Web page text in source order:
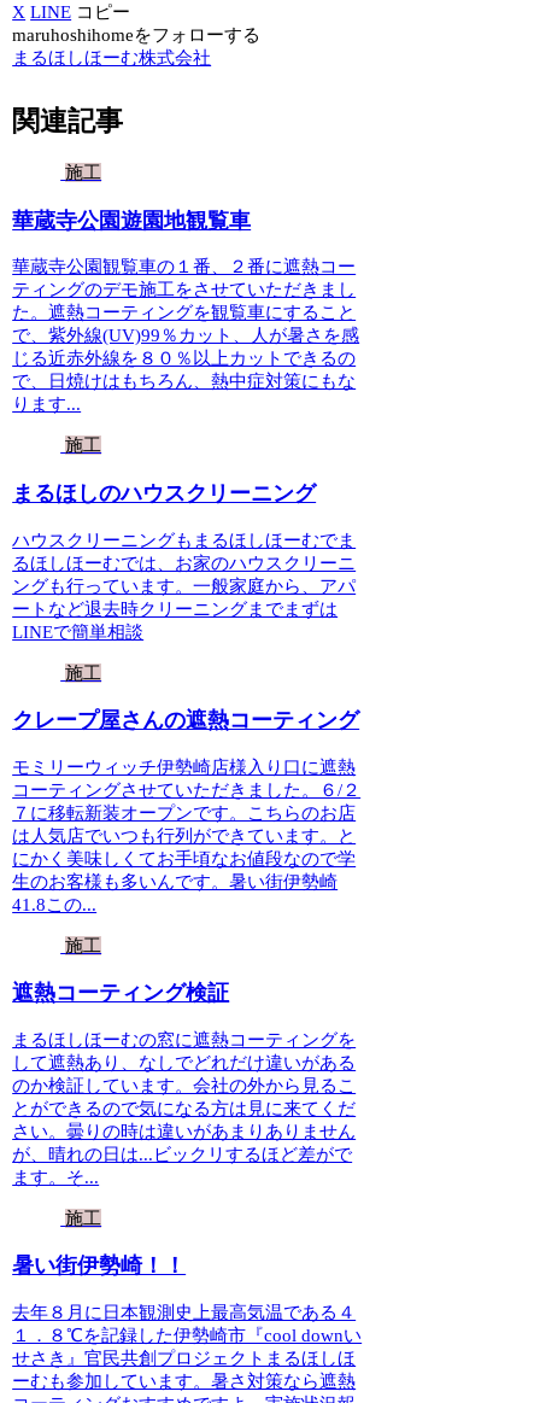
X LINE コピー
maruhoshihomeをフォローする
まるほしほーむ株式会社
関連記事
施工
華蔵寺公園遊園地観覧車
華蔵寺公園観覧車の１番、２番に遮熱コー
ティングのデモ施工をさせていただきまし
た。遮熱コーティングを観覧車にすること
で、紫外線(UV)99％カット、人が暑さを感
じる近赤外線を８０％以上カットできるの
で、日焼けはもちろん、熱中症対策にもな
ります...
施工
まるほしのハウスクリーニング
ハウスクリーニングもまるほしほーむでま
るほしほーむでは、お家のハウスクリーニ
ングも行っています。一般家庭から、アパ
ートなど退去時クリーニングまでまずは
LINEで簡単相談
施工
クレープ屋さんの遮熱コーティング
モミリーウィッチ伊勢崎店様入り口に遮熱
コーティングさせていただきました。６/２
７に移転新装オープンです。こちらのお店
は人気店でいつも行列ができています。と
にかく美味しくてお手頃なお値段なので学
生のお客様も多いんです。暑い街伊勢崎
41.8この...
施工
遮熱コーティング検証
まるほしほーむの窓に遮熱コーティングを
して遮熱あり、なしでどれだけ違いがある
のか検証しています。会社の外から見るこ
とができるので気になる方は見に来てくだ
さい。曇りの時は違いがあまりありません
が、晴れの日は...ビックリするほど差がで
ます。そ...
施工
暑い街伊勢崎！！
去年８月に日本観測史上最高気温である４
１．８℃を記録した伊勢崎市『cool downい
せさき』官民共創プロジェクトまるほしほ
ーむも参加しています。暑さ対策なら遮熱